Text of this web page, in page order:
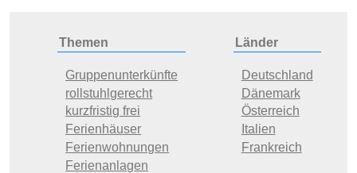
Themen
Gruppenunterkünfte
rollstuhlgerecht
kurzfristig frei
Ferienhäuser
Ferienwohnungen
Ferienanlagen
Länder
Deutschland
Dänemark
Österreich
Italien
Frankreich